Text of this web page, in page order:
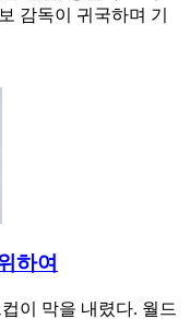
감독이 귀국하며 기
하여
이 막을 내렸다. 월드